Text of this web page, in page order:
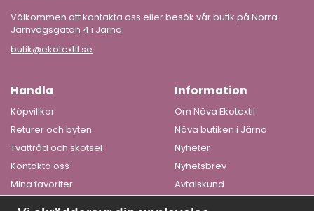
Välkommen att kontakta oss eller besök vår butik på Norra
Järnvägsgatan 4 i Järna.
butik@ekotextil.se
Handla
Köpvillkor
Returer och byten
Tvättråd och skötsel
Kontakta oss
Mina favoriter
Information
Om Näva Ekotextil
Näva butiken i Järna
Nyheter
Nyhetsbrev
Avtalskund